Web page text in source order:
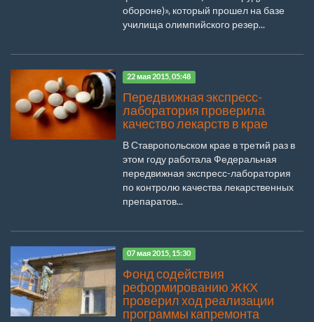
обороне)», который прошел на базе
училища олимпийского резер...
22 мая 2015, 05:48
Передвижная экспресс-
лаборатория проверила
качество лекарств в крае
В Ставропольском крае в третий раз в
этом году работала Федеральная
передвижная экспресс-лаборатория
по контролю качества лекарственных
препаратов...
07 мая 2015, 15:30
Фонд содействия
реформированию ЖКХ
проверил ход реализации
программы капремонта